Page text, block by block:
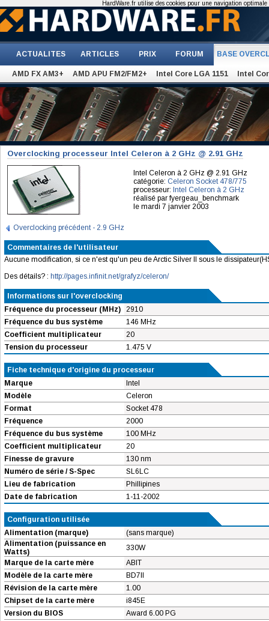
ACTUALITES ARTICLES PRIX FORUM BASE
AMD FX AM3+ AMD APU FM2/FM2+ Intel Core LGA 1151 Intel
Overclocking processeur Intel Celeron à 2 GHz @ 2.91 GHz
Intel Celeron à 2 GHz @ 2.91 GHz
catégorie: Celeron Socket 478/775
processeur: Intel Celeron à 2 GHz
réalisé par fyergeau_benchmark
le mardi 7 janvier 2003
Overclocking précédent - 2.9 GHz
Commentaires de l'utilisateur
Aucune modification, si ce n'est qu'un peu de Arctic Silver II sous le
Des détails? : http://pages.infinit.net/grafyz/celeron/
Informations sur l'overclocking
Fréquence du processeur (MHz)
2910
Fréquence du bus système
146 MHz
Coefficient multiplicateur
20
Tension du processeur
1.475 V
Fiche technique d'origine du processeur
Marque
Intel
Modèle
Celeron
Format
Socket 478
Fréquence
2000
Fréquence du bus système
100 MHz
Coefficient multiplicateur
20
Finesse de gravure
130 nm
Numéro de série / S-Spec
SL6LC
Lieu de fabrication
Phillipines
Date de fabrication
1-11-2002
Configuration utilisée
Alimentation (marque)
(sans marque)
Alimentation (puissance en
Watts)
330W
Marque de la carte mère
ABIT
Modèle de la carte mère
BD7II
Révision de la carte mère
1.00
Chipset de la carte mère
i845E
Version du BIOS
Award 6.00 PG
HardWare.fr utilise des cookies pour une navigation